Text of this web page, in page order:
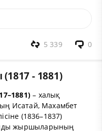
0
5 339
- 1881)
– халық
Исатай, Махамбет
(1836–1837)
жыршыларының